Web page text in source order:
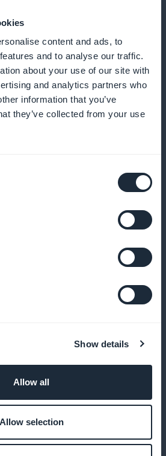
content and ads, to
and to analyse our traffic.
about your use of our site with
and analytics partners who
information that you’ve
they’ve collected from your use
Show details
Allow all
Allow selection
do desempenho dos
para ajustar sua estratégia de
melhor os interesses de seus
visíveis diretamente na
a receita
para refletir o
do golfe